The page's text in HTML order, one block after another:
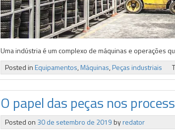
Uma indústria é um complexo de máquinas e operações
Posted inEquipamentos,Máquinas,Peças industriais
O papel das peças nos
Posted on 30 de setembro de 2019byredator